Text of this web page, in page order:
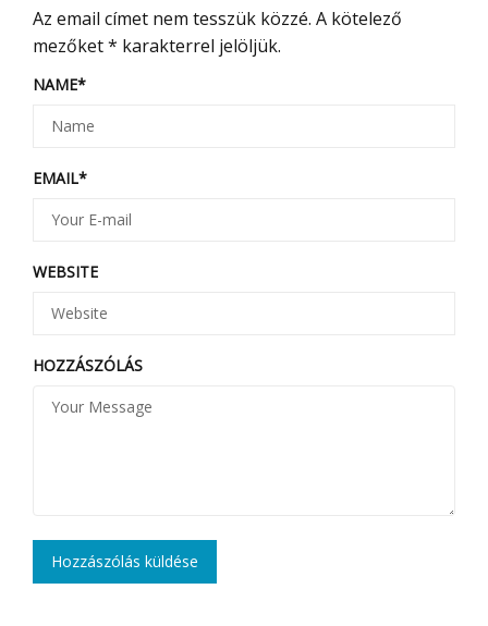
Az email címet nem tesszük közzé. A kötelező
mezőket* karakterrel jelöljük.
NAME*
EMAIL*
WEBSITE
HOZZÁSZÓLÁS